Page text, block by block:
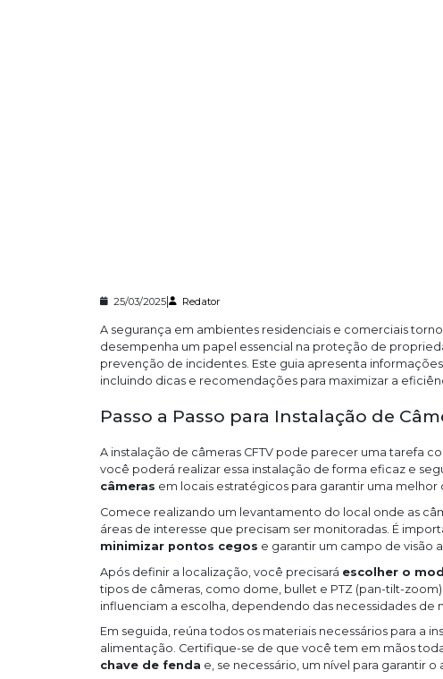
25/03/2025 | Redator
A segurança em ambientes residenciais e comerciais
desempenha um papel essencial na proteção de
prevenção de incidentes. Este guia apresenta
incluindo dicas e recomendações para maximizar a
Passo a Passo para Instalação de
A instalação de câmeras CFTV pode parecer uma tarefa
você poderá realizar essa instalação de forma eficaz e
câmeras em locais estratégicos para garantir uma melhor
Comece realizando um levantamento do local onde as
áreas de interesse que precisam ser monitoradas. É
minimizar pontos cegos e garantir um campo de visão
Após definir a localização, você precisará escolher o
tipos de câmeras, como dome, bullet e PTZ (pan-tilt-
influenciam a escolha, dependendo das necessidades de
Em seguida, reúna todos os materiais necessários para a
alimentação. Certifique-se de que você tem em mãos
chave de fenda e, se necessário, um nível para garantir